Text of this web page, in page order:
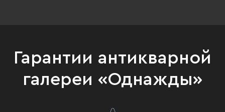
Гарантии антикварной
галереи «Однажды»